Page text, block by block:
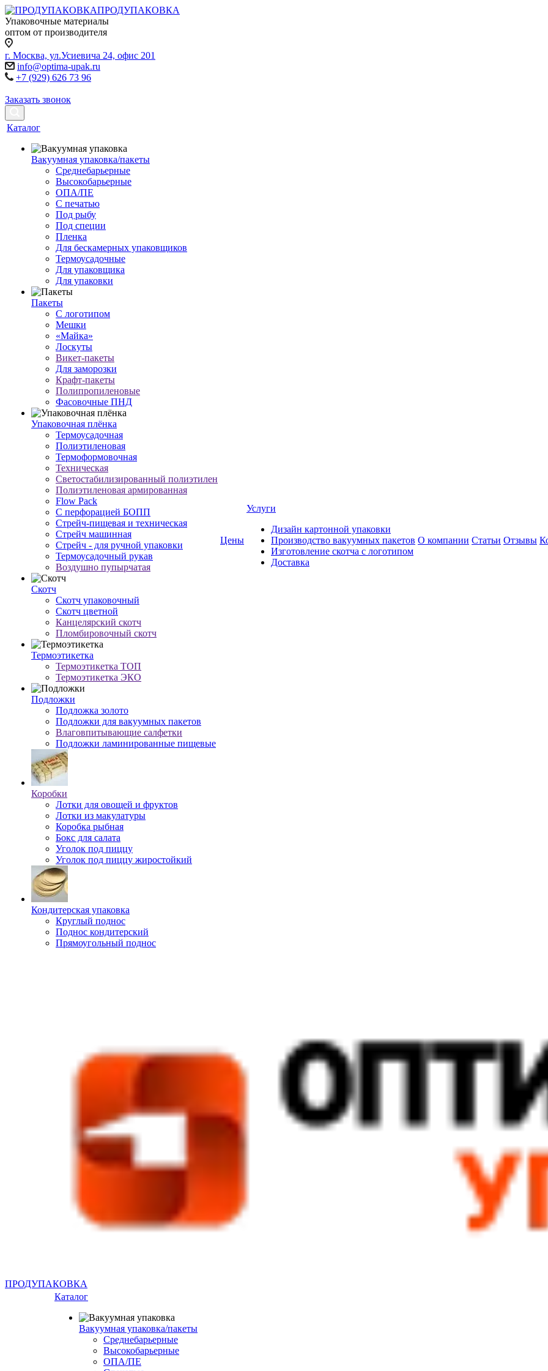
ПРОДУПАКОВКА
Упаковочные материалы
оптом от производителя
г. Москва, ул.Усиевича 24, офис 201
info@optima-upak.ru
+7 (929) 626 73 96
Заказать звонок
Каталог
Вакуумная упаковка/пакеты
Среднебарьерные
Высокобарьерные
ОПА/ПЕ
С печатью
Под рыбу
Под специи
Пленка
Для бескамерных упаковщиков
Термоусадочные
Для упаковщика
Для упаковки
Пакеты
С логотипом
Мешки
«Майка»
Лоскуты
Викет-пакеты
Для заморозки
Крафт-пакеты
Полипропиленовые
Фасовочные ПНД
Упаковочная плёнка
Термоусадочная
Полиэтиленовая
Термоформовочная
Техническая
Светостабилизированный полиэтилен
Полиэтиленовая армированная
Flow Pack
С перфорацией БОПП
Стрейч-пищевая и техническая
Стрейч машинная
Стрейч - для ручной упаковки
Термоусадочный рукав
Воздушно пупырчатая
Скотч
Скотч упаковочный
Скотч цветной
Канцелярский скотч
Пломбировочный скотч
Термоэтикетка
Термоэтикетка ТОП
Термоэтикетка ЭКО
Подложки
Подложка золото
Подложки для вакуумных пакетов
Влаговпитывающие салфетки
Подложки ламинированные пищевые
Коробки
Лотки для овощей и фруктов
Лотки из макулатуры
Коробка рыбная
Бокс для салата
Уголок под пиццу
Уголок под пиццу жиростойкий
Кондитерская упаковка
Круглый поднос
Поднос кондитерский
Прямоугольный поднос
Цены
Услуги
Дизайн картонной упаковки
Производство вакуумных пакетов
Изготовление скотча с логотипом
Доставка
О компании Статьи Отзывы
ПРОДУПАКОВКА
Каталог
Вакуумная упаковка/пакеты
Среднебарьерные
Высокобарьерные
ОПА/ПЕ